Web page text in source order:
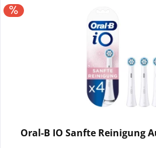
Oral-B IO Sanfte Reinigung